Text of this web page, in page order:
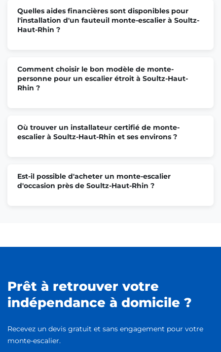
Quelles aides financières sont disponibles pour
l'installation d'un fauteuil monte-escalier à Soultz-
Haut-Rhin ?
Comment choisir le bon modèle de monte-
personne pour un escalier étroit à Soultz-Haut-
Rhin ?
Où trouver un installateur certifié de monte-
escalier à Soultz-Haut-Rhin et ses environs ?
Est-il possible d'acheter un monte-escalier
d'occasion près de Soultz-Haut-Rhin ?
Prêt à retrouver votre
indépendance à domicile ?
Recevez un devis gratuit et sans engagement pour votre
monte-escalier.